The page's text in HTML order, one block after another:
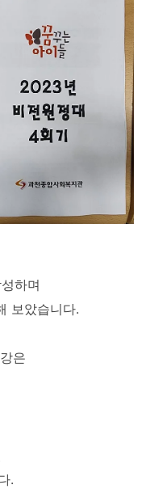
하며
보았습니다.
은
.